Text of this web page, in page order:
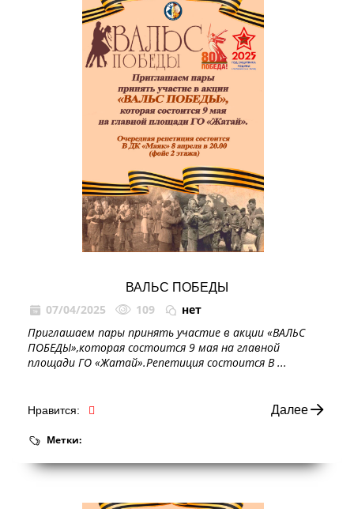
ВАЛЬС ПОБЕДЫ
07/04/2025 109
нет
Приглашаем пары принять участие в акции «ВАЛЬС
ПОБЕДЫ»,которая состоится 9 мая на главной
площади ГО «Жатай».Репетиция состоится В ...
Нравится: Далее
Метки: